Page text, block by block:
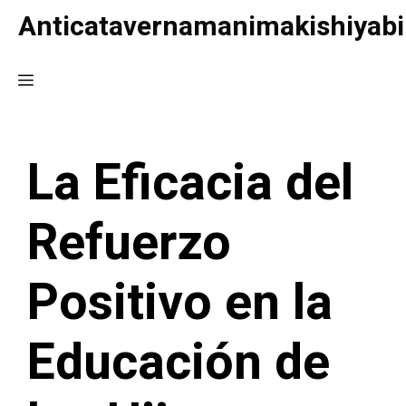
Saltar
contenido
Anticatavernamanimakishiyabi
Menú
La Eficacia del
Refuerzo
Positivo en la
Educación de